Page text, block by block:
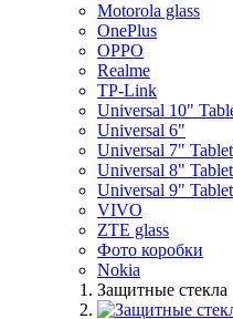
Motorola glass
OnePlus
OPPO
Realme
TP-Link
Universal 10"
Universal 6"
Universal 7"
Universal 8"
Universal 9"
VIVO
ZTE glass
Фото коробки
Nokia
Защитные стекла